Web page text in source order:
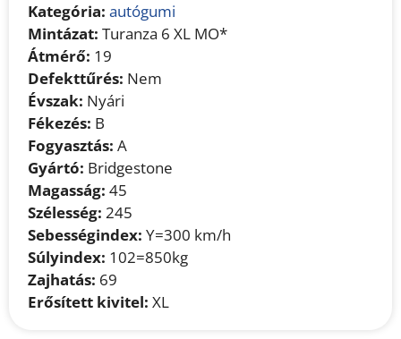
Kategória: autógumi
Mintázat: Turanza 6 XL MO*
Átmérő: 19
Defekttűrés: Nem
Évszak: Nyári
Fékezés: B
Fogyasztás: A
Gyártó: Bridgestone
Magasság: 45
Szélesség: 245
Sebességindex: Y=300 km/h
Súlyindex: 102=850kg
Zajhatás: 69
Erősített kivitel: XL